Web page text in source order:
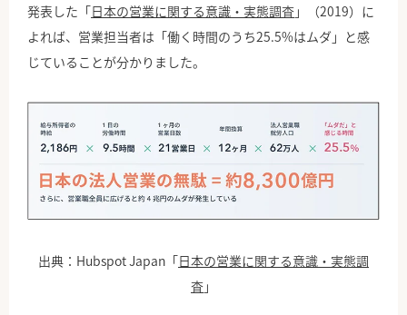
発表した「日本の営業に関する意識・実態調査 」（2019）に
よれば、営業担当者は「働く時間のうち25.5%はムダ」と感
じていることが分かりました。
出典：Hubspot Japan「日本の営業に関する意識・実態調
査 」